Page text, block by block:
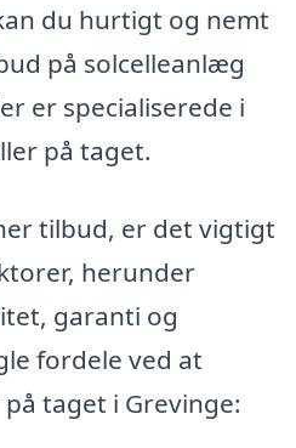
du hurtigt og nemt
på solcelleanlæg
er specialiserede i
på taget.
tilbud, er det vigtigt
herunder
garanti og
fordele ved at
taget i Grevinge: